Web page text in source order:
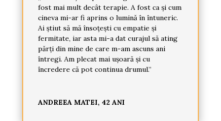
fost mai mult decât terapie. A fost ca și cum
cineva mi-ar fi aprins o lumină în întuneric.
Ai știut să mă însoțești cu empatie și
fermitate, iar asta mi-a dat curajul să ating
părți din mine de care m-am ascuns ani
întregi. Am plecat mai ușoară și cu
încredere că pot continua drumul.”
ANDREEA MATEI, 42 ANI